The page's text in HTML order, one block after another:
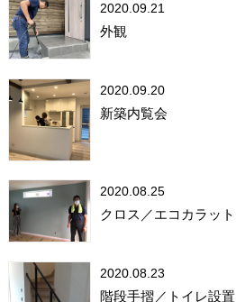
2020.09.21
外観
2020.09.20
新築内覧会
2020.08.25
クロス／エコカラット
2020.08.23
階段手摺／トイレ設置